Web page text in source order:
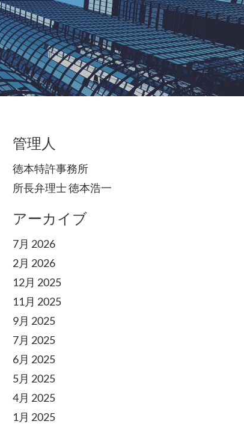
管理人
徳本特許事務所
所長弁理士 徳本浩一
アーカイブ
7月 2026
2月 2026
12月 2025
11月 2025
9月 2025
7月 2025
6月 2025
5月 2025
4月 2025
1月 2025